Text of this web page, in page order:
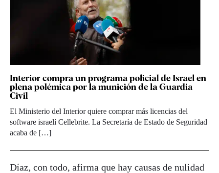
Interior compra un programa policial de Israel en
plena polémica por la munición de la Guardia
Civil
El Ministerio del Interior quiere comprar más licencias del
software israelí Cellebrite. La Secretaría de Estado de Seguridad
acaba de […]
Díaz, con todo, afirma que hay causas de nulidad